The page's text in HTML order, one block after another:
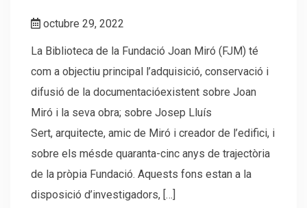
octubre 29, 2022
La Biblioteca de la Fundació Joan Miró (FJM) té
com a objectiu principal l’adquisició, conservació i
difusió de la documentacióexistent sobre Joan
Miró i la seva obra; sobre Josep Lluís
Sert, arquitecte, amic de Miró i creador de l’edifici, i
sobre els mésde quaranta-cinc anys de trajectòria
de la pròpia Fundació. Aquests fons estan a la
disposició d’investigadors, […]